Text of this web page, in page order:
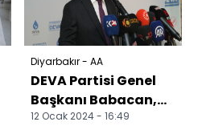
Diyarbakır - AA
DEVA Partisi Genel
Başkanı Babacan,
Diyarbakır'da
12 Ocak 2024 - 16:49